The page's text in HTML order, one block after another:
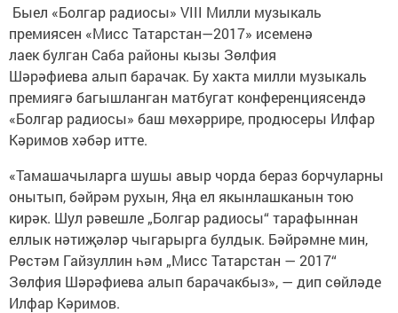
Быел «Болгар радиосы» VIII Милли музыкаль
премиясен «Мисс Татарстан—2017» исеменә
лаек булган Саба районы кызы Зөлфия
Шәрәфиева алып барачак. Бу хакта милли музыкаль
премиягә багышланган матбугат конференциясендә
«Болгар радиосы» баш мөхәррире, продюсеры Илфар
Кәримов хәбәр итте.
«Тамашачыларга шушы авыр чорда бераз борчуларны
онытып, бәйрәм рухын, Яңа ел якынлашканын тою
кирәк. Шул рәвешле „Болгар радиосы“ тарафыннан
еллык нәтиҗәләр чыгарырга булдык. Бәйрәмне мин,
Рөстәм Гайзуллин һәм „Мисс Татарстан — 2017“
Зөлфия Шәрәфиева алып барачакбыз», — дип сөйләде
Илфар Кәримов.